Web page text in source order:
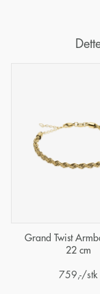
Grand Twist
22 cm
759 ,-/stk